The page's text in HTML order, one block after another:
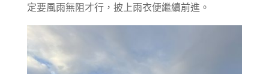
定要風雨無阻才行，披上雨衣便繼續前進。